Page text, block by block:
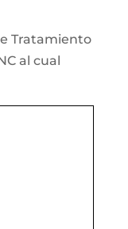
Tratamiento
al cual